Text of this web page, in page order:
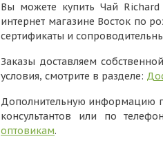
Вы можете купить Чай
интернет магазине Восток по
сертификаты и
Заказы доставляем
условия, смотрите в разделе:
Дополнительную информацию
консультантов или по
оптовикам.